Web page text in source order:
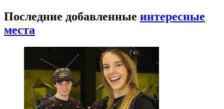
Последние добавленные интересные
места